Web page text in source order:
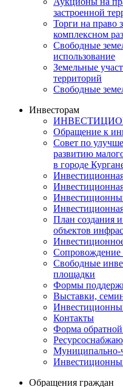
застроенной
Торги на право
комплексном
Свободные
использование
Земельные
территорий
Свободные
Инвесторам
Обращение к
Совет по
развитию
в городе
План создания
объектов
Сопровождение
Свободные
площадки
Формы
Выставки,
Контакты
Форма обратной
Муниципально-
Обращения граждан